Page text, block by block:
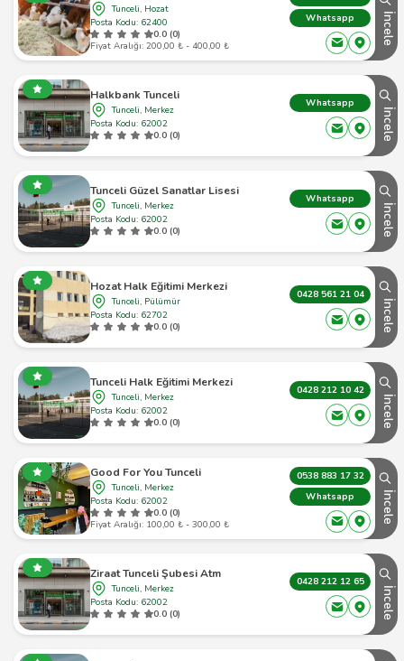
Tunceli, Hozat
Posta Kodu: 62400
0.0 (0)
Fiyat Aralığı: 200,00 ₺ - 400,00 ₺
Whatsapp
İncele
Halkbank Tunceli
Tunceli, Merkez
Posta Kodu: 62002
0.0 (0)
Whatsapp
İncele
Tunceli Güzel Sanatlar Lisesi
Tunceli, Merkez
Posta Kodu: 62002
0.0 (0)
Whatsapp
İncele
Hozat Halk Eğitimi Merkezi
Tunceli, Pülümür
Posta Kodu: 62702
0.0 (0)
0428 561 21 04
İncele
Tunceli Halk Eğitimi Merkezi
Tunceli, Merkez
Posta Kodu: 62002
0.0 (0)
0428 212 10 42
İncele
Good For You Tunceli
Tunceli, Merkez
Posta Kodu: 62002
0.0 (0)
Fiyat Aralığı: 100,00 ₺ - 300,00 ₺
0538 883 17 32
Whatsapp
İncele
Ziraat Tunceli Şubesi Atm
Tunceli, Merkez
Posta Kodu: 62002
0.0 (0)
0428 212 12 65
İncele